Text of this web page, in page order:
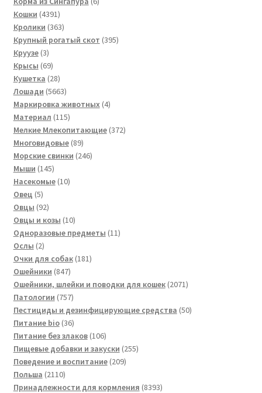
Кошки 43914391
товар
Кролики 363363
товара
Крупный рогатый скот 395395
Круузе 33
товара
Крысы 6969
товаров
Кушетка 2828
товаров
Лошади 56635663
товара
Маркировка животных 44
Материал 115115
товаров
Мелкие Млекопитающие 372372
Многовидовые 8989
товаров
Морские свинки 246246
Мыши 145145
товаров
Насекомые 1010
Овец 55
товаров
Овцы 9292
товара
Овцы и козы 1010
товаров
Одноразовые предметы 1111
Ослы 22
товара
Очки для собак 181181
Ошейники 847847
товаров
Ошейники, шлейки и поводки для кошек 20712071
Патологии 757757
товаров
Пестициды и дезинфицирующие средства 5050
Питание bio 3636
товаров
Питание без злаков 106106
товаров
Пищевые добавки и закуски 255255
Поведение и воспитание 209209
Польша 21102110
товаров
Принадлежности для кормления 83938393